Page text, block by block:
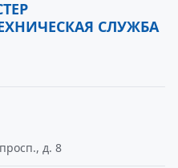
СЛУЖБА
д. 8